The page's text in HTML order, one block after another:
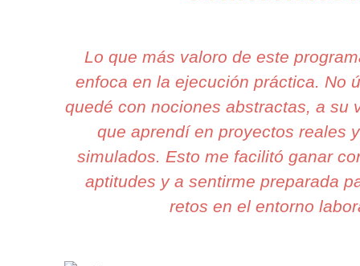
Lo que más valoro de este
enfoca en la ejecución práctica. No
quedé con nociones abstractas, a su
que aprendí en proyectos reales
simulados. Esto me facilitó ganar
aptitudes y a sentirme preparada
retos en el entorno